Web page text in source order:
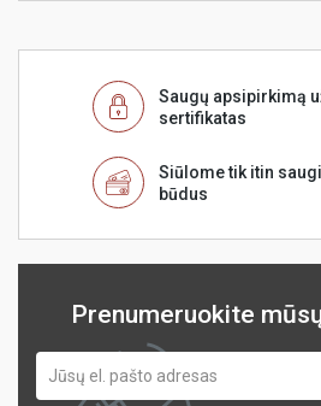
Saugų apsipirkimą
sertifikatas
Siūlome tik itin
būdus
Prenumeruokite